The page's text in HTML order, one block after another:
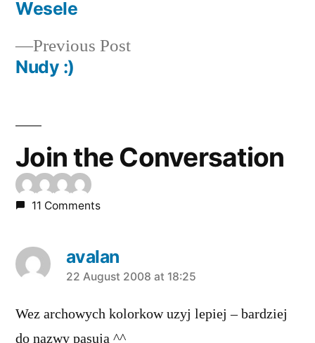
Post
navigation
Previous PostPrevious
Nudy :)
Wesele
Join the Conversation
11 Comments
avalan
says:
22 August 2008 at 18:25
Wez archowych kolorkow uzyj lepiej – bardziej
do nazwy pasuja ^^